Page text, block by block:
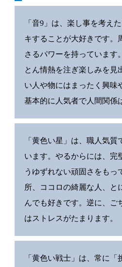
「音9」は、楽し事を考え
キすることが大好きです。
さるパワーを持っています
とん情熱を注ぎ楽しみを見
い人や物にはまったく興味
基本的に人気者で人間関係
「黄色い星」は、職人気
います。やるからには、完
うゆずれない頑固さをもっ
所、ココロの綺麗な人、と
んでも好きです。逆に、ご
はストレスがたまります。
「黄色い戦士」は、常に